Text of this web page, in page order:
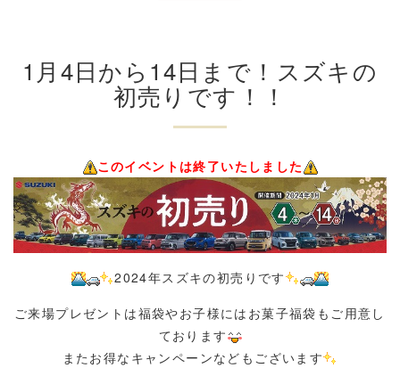
1月4日から14日まで！スズキの
初売りです！！
このイベントは終了いたしました
2024年スズキの初売りです
ご来場プレゼントは福袋やお子様にはお菓子福袋もご用意し
ております
またお得なキャンペーンなどもございます